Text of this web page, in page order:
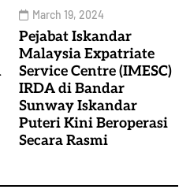
March 19, 2024
Pejabat Iskandar
Malaysia Expatriate
Service Centre (IMESC)
IRDA di Bandar
Sunway Iskandar
Puteri Kini Beroperasi
Secara Rasmi